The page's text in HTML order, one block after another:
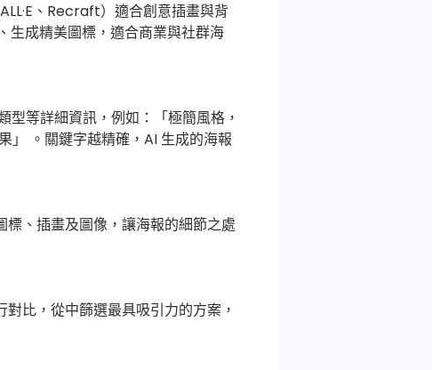
、Recraft）適合創意插畫與背
成精美圖標，適合商業與社群海
等詳細資訊，例如：「極簡風格，
」 。關鍵字越精確，AI 生成的海報
、插畫及圖像，讓海報的細節之處
比，從中篩選最具吸引力的方案，